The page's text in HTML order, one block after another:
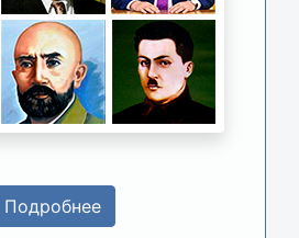
Подробнее